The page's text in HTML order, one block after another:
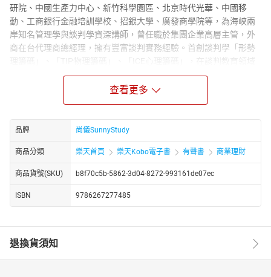
研院、中國生產力中心、新竹科學園區、北京時代光華、中國移
動、工商銀行金融培訓學校、招銀大學、廣發商學院等，為海峽兩
岸知名管理學與談判學資深講師，曾任職於集團企業高層主管，外
商在台代理商總經理，擁有豐富談判實務經驗。首創談判學「形勢
理籌碼」、「TIP物理籌碼」、「ICE心理籌碼」，在談判教育領域
尚儀有聲製播中心是專業的有聲出版品製作與發行單位，由獲得八
座金鐘獎的配音大師袁光麟先生擔任聲音總監。傅品晟，從事配音
工作十餘年，舉凡電視配音、電影配音、遊戲配音、廣告配音、有
聲書、廣播劇，皆有參與。對各類型聲音表演都很有熱情並努力不
懈，力求精進，現為尚儀有聲製播中心特約配音員。
【書籍簡介】
談判高手善於審時度勢、鷹眼狼顧、創造籌碼，
因為擁有強大影響力而成為團隊的領導人物。
同時協助讀者們具備 20%人生勝利組的關鍵能力：【談判力】。
海峽兩岸企管名師王時成，畢生所學，傾囊相授！
透過資深聲優傅品晟沉穩而權威的朗讀聲，
查看更多
品牌 尚儀SunnyStudy
商品分類 樂天首頁 樂天Kobo電子書 有聲書 商業理財
商品貨號(SKU) b8f70c5b-5862-3d04-8272-993161de07ec
ISBN 9786267277485
退換貨須知